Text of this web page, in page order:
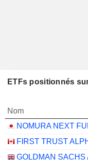
ETFs positionnés
Nom